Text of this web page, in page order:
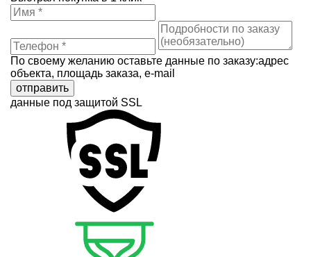
По своему желанию оставьте данные по заказу:адрес
объекта, площадь заказа, e-mail
отправить
данные под защитой SSL